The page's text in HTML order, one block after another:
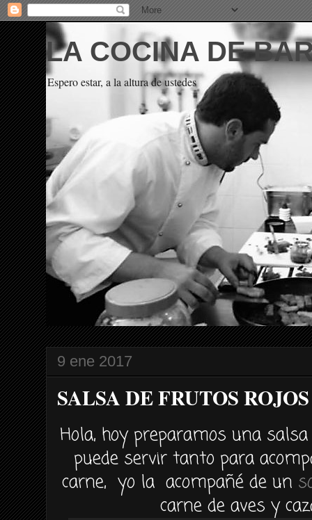
LA COCINA DE
Espero estar, a la altura de ustedes
9 ene 2017
SALSA DE FRUTOS ROJOS
Hola, hoy preparamos una
puede servir tanto para
carne, yo la acompañé de un
carne de aves y